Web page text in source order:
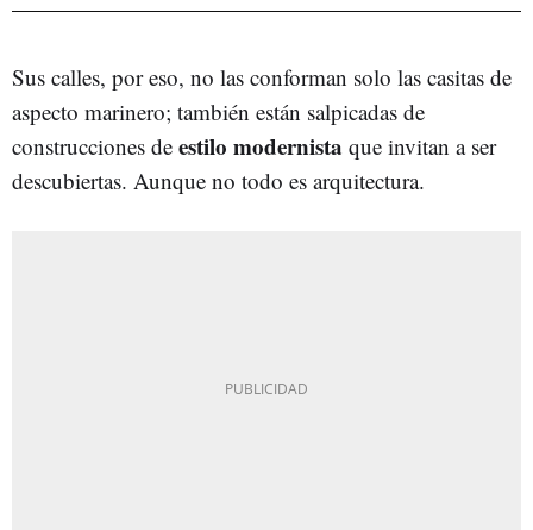
Sus calles, por eso, no las conforman solo las casitas de
aspecto marinero; también están salpicadas de
construcciones de estilo modernista que invitan a ser
descubiertas. Aunque no todo es arquitectura.